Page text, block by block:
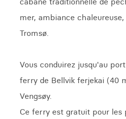
mer, ambiance
Tromsø.
Vous conduirez jusqu'au
ferry de Bellvik ferjekai (40
Vengsøy.
Ce ferry est gratuit pour les